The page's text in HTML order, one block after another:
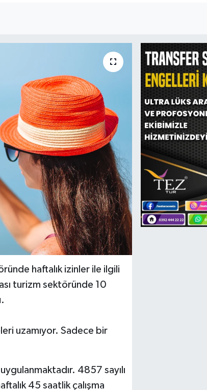
haftalık izinler ile ilgili
turizm sektöründe 10
uzamıyor. Sadece bir
4857 sayılı
45 saatlik çalışma